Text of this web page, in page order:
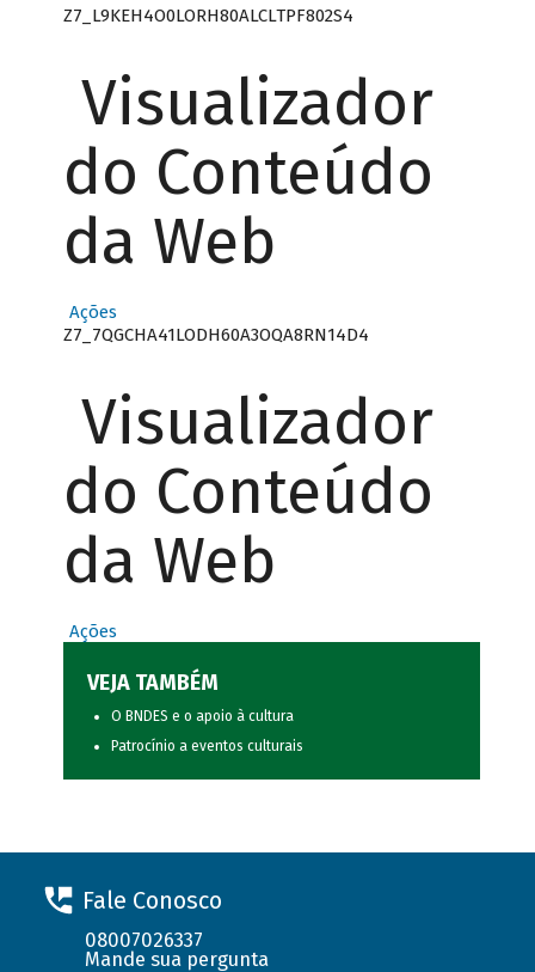
Z7_L9KEH4O0LORH80ALCLTPF802S4
Visualizador
do Conteúdo
da Web
Ações
Z7_7QGCHA41LODH60A3OQA8RN14D4
Visualizador
do Conteúdo
da Web
Ações
VEJA TAMBÉM
O BNDES e o apoio à cultura
Patrocínio a eventos culturais
Fale Conosco
08007026337
Mande sua pergunta